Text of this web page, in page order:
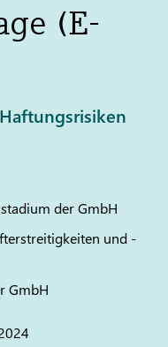
(E-
der GmbH
und -
GmbH